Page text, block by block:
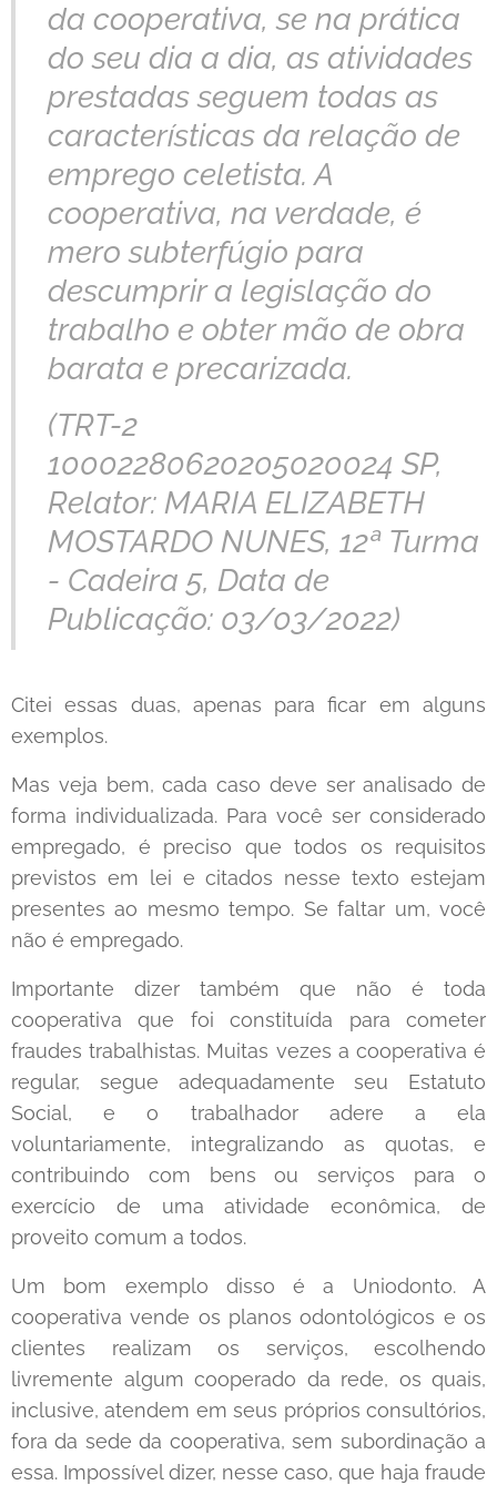
da cooperativa, se na prática
do seu dia a dia, as atividades
prestadas seguem todas as
características da relação de
emprego celetista. A
cooperativa, na verdade, é
mero subterfúgio para
descumprir a legislação do
trabalho e obter mão de obra
barata e precarizada.
(TRT-2
10002280620205020024 SP,
Relator: MARIA ELIZABETH
MOSTARDO NUNES, 12ª Turma
- Cadeira 5, Data de
Publicação: 03/03/2022)
Citei essas duas, apenas para ficar em alguns
exemplos.
Mas veja bem, cada caso deve ser analisado de
forma individualizada. Para você ser considerado
empregado, é preciso que todos os requisitos
previstos em lei e citados nesse texto estejam
presentes ao mesmo tempo. Se faltar um, você
não é empregado.
Importante dizer também que não é toda
cooperativa que foi constituída para cometer
fraudes trabalhistas. Muitas vezes a cooperativa é
regular, segue adequadamente seu Estatuto
Social, e o trabalhador adere a ela
voluntariamente, integralizando as quotas, e
contribuindo com bens ou serviços para o
exercício de uma atividade econômica, de
proveito comum a todos.
Um bom exemplo disso é a Uniodonto. A
cooperativa vende os planos odontológicos e os
clientes realizam os serviços, escolhendo
livremente algum cooperado da rede, os quais,
inclusive, atendem em seus próprios consultórios,
fora da sede da cooperativa, sem subordinação a
essa. Impossível dizer, nesse caso, que haja fraude